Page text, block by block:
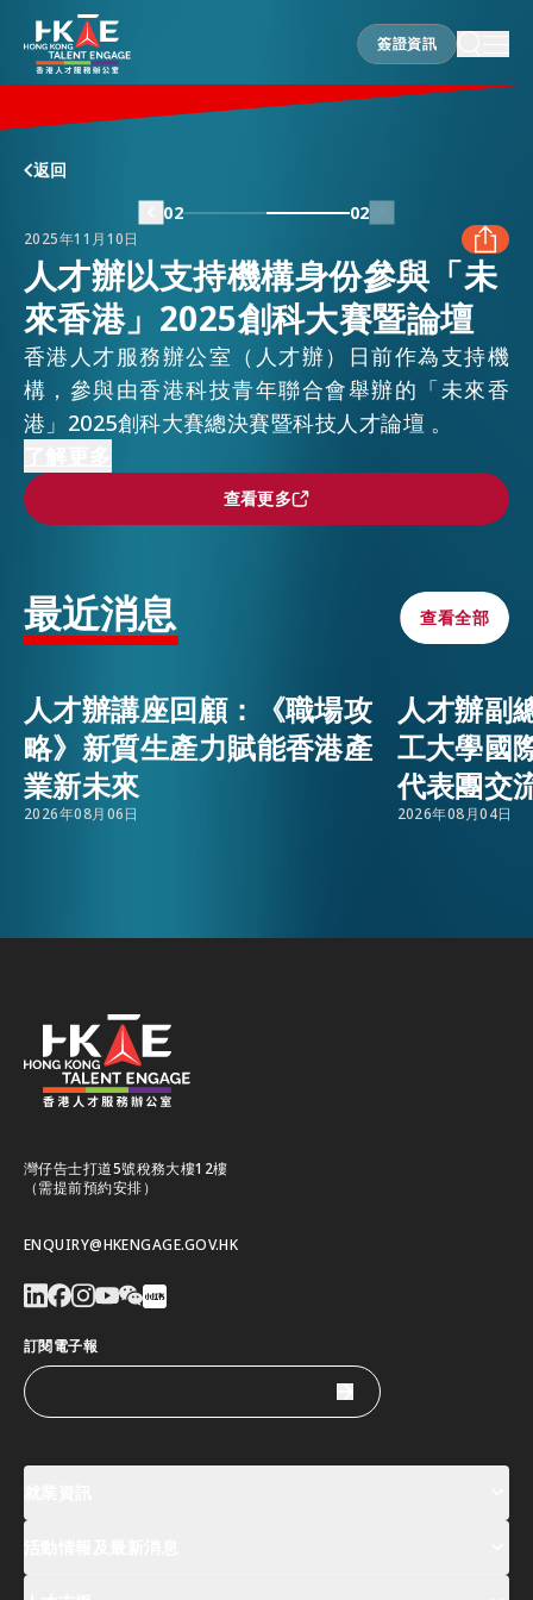
簽證資訊
簽證資訊
香港優勢
居港須知
人才支援
就業資訊
在港營商
活動情報
最新消息
關於我們
常見問題
聯絡我們
返回
02
02
2025年11月10日
FACEBOOK
LINKEDIN
WECHAT
EMAIL
人才辦以支持機構身份參與「未
來香港」2025創科大賽暨論壇
香港人才服務辦公室（人才辦）日前作為支持機
構，參與由香港科技青年聯合會舉辦的「未來香
港」2025創科大賽總決賽暨科技人才論壇 。
特區政府勞工及福利局局長孫玉菡發表致辭，與人
才辦總監陳海勁一同擔任主禮嘉賓。論壇匯聚行業
展。
查看更多
查看更多
最近消息 查看全部
查看全部
人才辦講座回顧：《職場攻
略》新質生產力賦能香港產
業新未來
2026年08月06日
人才辦副
工大學國
代表團交
2026年08月04日
灣仔告士打道5號稅務大樓12樓
（需提前預約安排）
ENQUIRY@HKENGAGE.GOV.HK
訂閱電子報
薪酬指數